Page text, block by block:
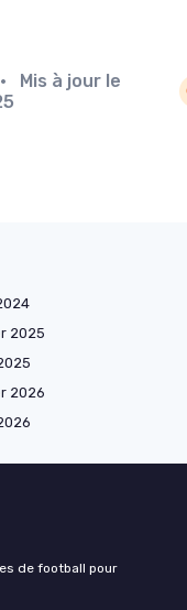
• Mis à jour le
2025
2026
de football pour